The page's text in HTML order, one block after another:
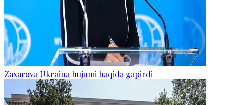
Zaxarova Ukraina hujumi haqida gapirdi